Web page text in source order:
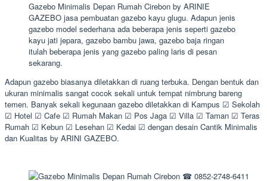
Gazebo Minimalis Depan Rumah Cirebon by ARINIE
GAZEBO jasa pembuatan gazebo kayu glugu. Adapun jenis
gazebo model sederhana ada beberapa jenis seperti gazebo
kayu jati jepara, gazebo bambu jawa, gazebo baja ringan
itulah beberapa jenis yang gazebo paling laris di pesan
sekarang.
Adapun gazebo biasanya diletakkan di ruang terbuka. Dengan bentuk dan
ukuran minimalis sangat cocok sekali untuk tempat nimbrung bareng
temen. Banyak sekali kegunaan gazebo diletakkan di Kampus ☑ Sekolah
☑ Hotel ☑ Cafe ☑ Rumah Makan ☑ Pos Jaga ☑ Villa ☑ Taman ☑ Teras
Rumah ☑ Kebun ☑ Lesehan ☑ Kedai ☑ dengan desain Cantik Minimalis
dan Kualitas by ARINI GAZEBO.